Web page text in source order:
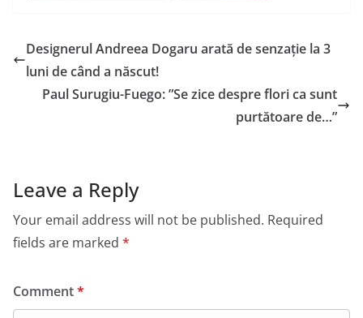
Designerul Andreea Dogaru arată de senzație la 3
luni de când a născut!
Paul Surugiu-Fuego: ”Se zice despre flori ca sunt
purtătoare de…”
Leave a Reply
Your email address will not be published. Required
fields are marked *
Comment*